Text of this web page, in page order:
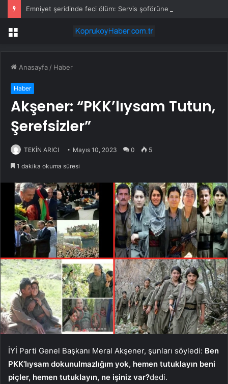
Menü
Anasayfa / Haber
Haber
Akşener: “PKK’lıysam Tutun,
Şerefsizler”
TEKİN ARICI Mayıs 10, 2023 0 5
1 dakika okuma süresi
İYİ Parti Genel Başkanı Meral Akşener, şunları söyledi: Ben
PKK’lıysam dokunulmazlığım yok, hemen tutuklayın beni
piçler, hemen tutuklayın, ne işiniz var?dedi.